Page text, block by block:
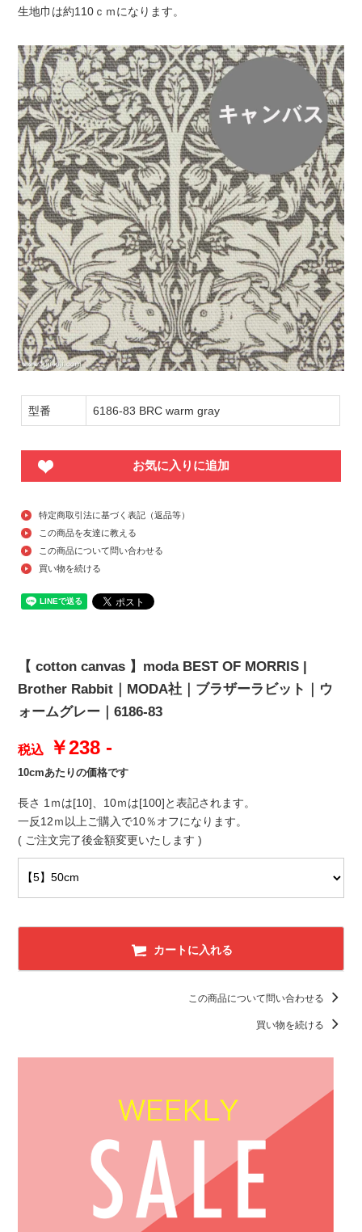
生地巾は約110ｃｍになります。
型番 6186-83 BRC warm gray
お気に入りに追加
特定商取引法に基づく表記（返品等）
この商品を友達に教える
この商品について問い合わせる
買い物を続ける
【 cotton canvas 】moda BEST OF MORRIS |
Brother Rabbit｜MODA社｜ブラザーラビット｜ウ
ォームグレー｜6186-83
税込 ￥238 -
10cmあたりの価格です
長さ 1ｍは[10]、10ｍは[100]と表記されます。
一反12ｍ以上ご購入で10％オフになります。
( ご注文完了後金額変更いたします )
カートに入れる
この商品について問い合わせる
買い物を続ける